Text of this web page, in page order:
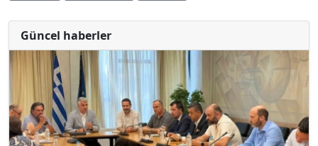
Güncel haberler